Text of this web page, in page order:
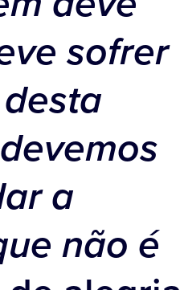
sofrer
a
não é